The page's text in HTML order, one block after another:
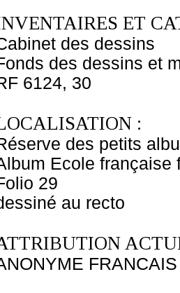
ET
des dessins
des dessins et
6124, 30
:
des petits
Ecole française
29
au recto